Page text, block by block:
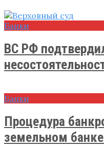
Банки
ВС РФ
Банки
Процедура
земельном